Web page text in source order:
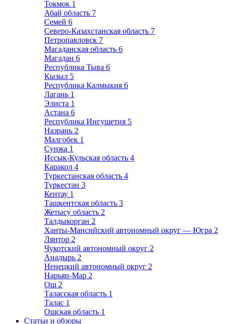
Токмок 1
Абай область 7
Семей 6
Северо-Казахстанская область 7
Петропавловск 7
Магаданская область 6
Магадан 6
Республика Тыва 6
Кызыл 5
Республика Калмыкия 6
Лагань 1
Элиста 1
Астана 6
Республика Ингушетия 5
Назрань 2
Малгобек 1
Сунжа 1
Иссык-Кульская область 4
Каракол 4
Туркестанская область 4
Туркестан 3
Кентау 1
Ташкентская область 3
Жетысу область 2
Талдыкорган 2
Ханты-Мансийский автономный округ — Югра 2
Лянтор 2
Чукотский автономный округ 2
Анадырь 2
Ненецкий автономный округ 2
Нарьян-Мар 2
Ош 2
Таласская область 1
Талас 1
Ошская область 1
Статьи и обзоры